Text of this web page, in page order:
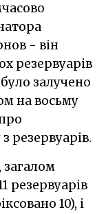
- він
резервуарів
залучено
на восьму
резервуарів.
загалом
резервуарів
10), і